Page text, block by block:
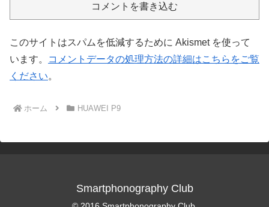
コメントを書き込む
このサイトはスパムを低減するために Akismet を使って
います。
コメントデータの処理方法の詳細はこちらをご覧
ください。
ホーム HUAWEI P9
Smartphonography Club